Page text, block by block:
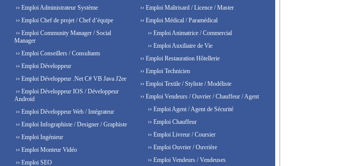
›› Emploi Administrateur Système
›› Emploi Chef de projet / Chef d’équipe
›› Emploi Community Manager / Social
Manager
›› Emploi Conseillers / Consultants
›› Emploi Développeur
›› Emploi Développeur .Net C# VB Java J2ee
›› Emploi Développeur IOS / Développeur
Android
›› Emploi Développeur Web / Intégrateur
›› Emploi Infographiste / Designer / Graphiste
›› Emploi Ingénieur
›› Emploi Monteur Vidéo
›› Emploi SEO
›› Emploi Maîtrisard / Licence / Master
›› Emploi Médical / Paramédical
›› Emploi Animatrice / Commercial
›› Emploi Auxiliaire de Vie
›› Emploi Restauration Hôtellerie
›› Emploi Technicien
›› Emploi Textile / Styliste / Modéliste
›› Emploi Vendeurs / Ouvrier / Chauffeur / Agent
›› Emploi Agent / Agent de Sécurité
›› Emploi Chauffeur
›› Emploi Livreur / Coursier
›› Emploi Ouvrier / Ouvrière
›› Emploi Vendeurs / Vendeuses